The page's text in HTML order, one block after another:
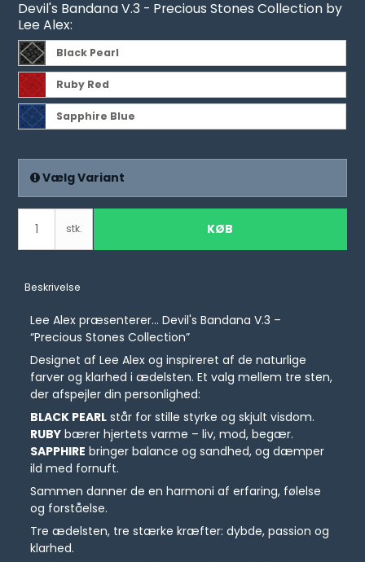
Devil's Bandana V.3 - Precious Stones Collection by
Lee Alex:
Black Pearl
Ruby Red
Sapphire Blue
Vælg Variant
stk. KØB
Beskrivelse
Lee Alex præsenterer... Devil's Bandana V.3 –
“Precious Stones Collection”
Designet af Lee Alex og inspireret af de naturlige
farver og klarhed i ædelsten. Et valg mellem tre sten,
der afspejler din personlighed:
BLACK PEARL står for stille styrke og skjult visdom.
RUBY bærer hjertets varme – liv, mod, begær.
SAPPHIRE bringer balance og sandhed, og dæmper
ild med fornuft.
Sammen danner de en harmoni af erfaring, følelse
og forståelse.
Tre ædelsten, tre stærke kræfter: dybde, passion og
klarhed.